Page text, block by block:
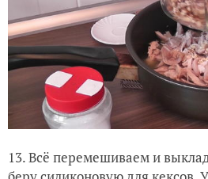
13. Всё перемешиваем и